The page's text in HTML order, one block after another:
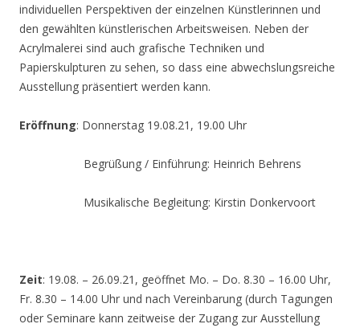
individuellen Perspektiven der einzelnen Künstlerinnen und
den gewählten künstlerischen Arbeitsweisen. Neben der
Acrylmalerei sind auch grafische Techniken und
Papierskulpturen zu sehen, so dass eine abwechslungsreiche
Ausstellung präsentiert werden kann.
Eröffnung: Donnerstag 19.08.21, 19.00 Uhr
Begrüßung / Einführung: Heinrich Behrens
Musikalische Begleitung: Kirstin Donkervoort
Zeit: 19.08. – 26.09.21, geöffnet Mo. – Do. 8.30 – 16.00 Uhr,
Fr. 8.30 – 14.00 Uhr und nach Vereinbarung (durch Tagungen
oder Seminare kann zeitweise der Zugang zur Ausstellung